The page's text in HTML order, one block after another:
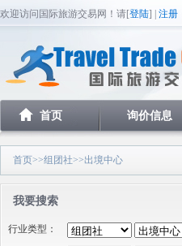
欢迎访问国际旅游交易网！请[登陆] | 注册
首页 询价信息
首页>>组团社>>出境中心
我要搜索
行业类型：